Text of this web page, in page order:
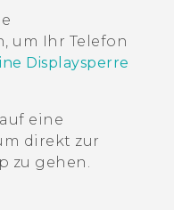
um Ihr Telefon
Displaysperre
eine
direkt zur
zu gehen.